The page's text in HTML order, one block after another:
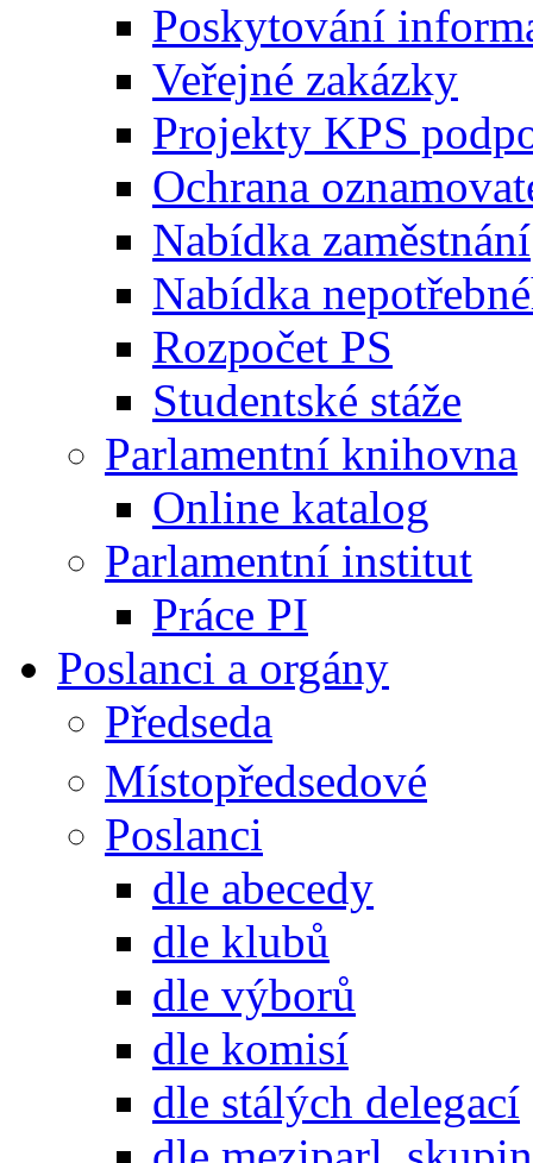
Poskytování
Veřejné zakázky
Projekty KPS
Ochrana
Nabídka zaměstnání
Nabídka
Rozpočet PS
Studentské stáže
Parlamentní knihovna
Online katalog
Parlamentní institut
Práce PI
Poslanci a orgány
Předseda
Místopředsedové
Poslanci
dle abecedy
dle klubů
dle výborů
dle komisí
dle stálých delegací